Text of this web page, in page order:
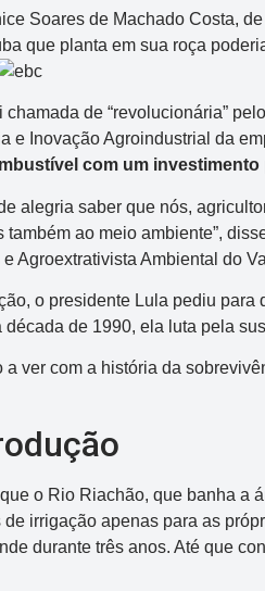
Soares de Machado Costa,
que planta em sua roça
chamada de “revolucionária”
e Inovação Agroindustrial da
com um investimento
alegria saber que nós,
também ao meio ambiente”,
Agroextrativista Ambiental do
o presidente Lula pediu
década de 1990, ela luta pela
a ver com a história da
o Rio Riachão, que banha a
irrigação apenas para as
durante três anos. Até que